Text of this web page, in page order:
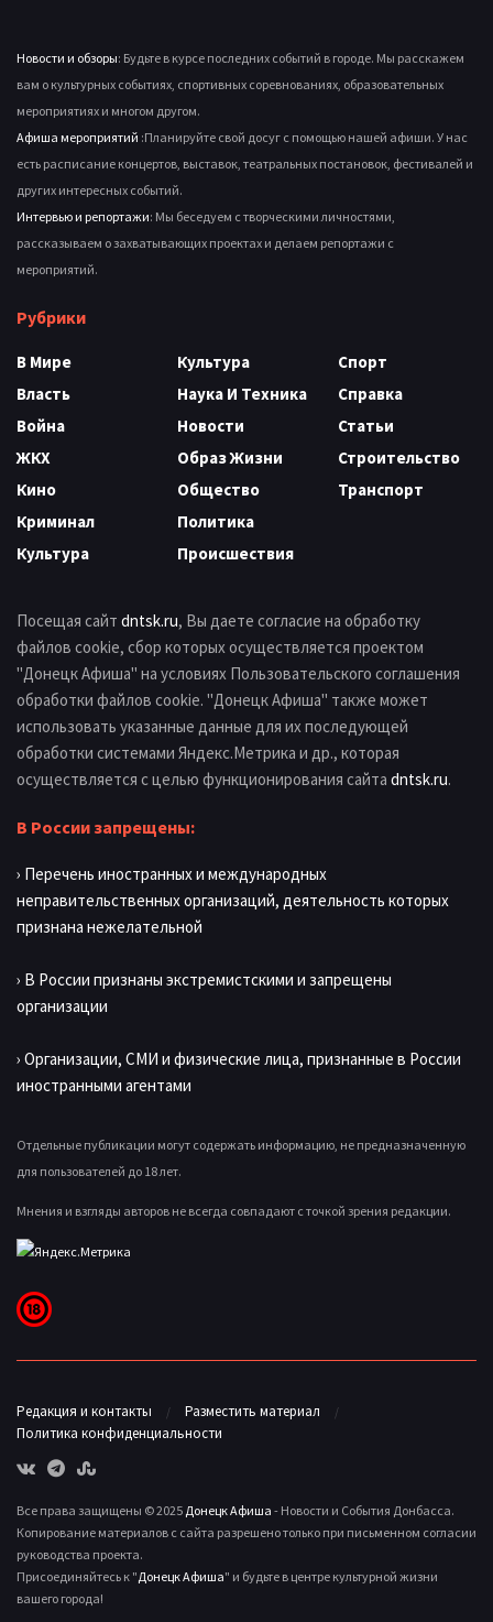
Новости и обзоры: Будьте в курсе последних событий в городе. Мы расскажем
вам о культурных событиях, спортивных соревнованиях, образовательных
мероприятиях и многом другом.
Афиша мероприятий :Планируйте свой досуг с помощью нашей афиши. У нас
есть расписание концертов, выставок, театральных постановок, фестивалей и
других интересных событий.
Интервью и репортажи: Мы беседуем с творческими личностями,
рассказываем о захватывающих проектах и делаем репортажи с
мероприятий.
Рубрики
В Мире
Власть
Война
ЖКХ
Кино
Криминал
Культура
Культура
Наука И Техника
Новости
Образ Жизни
Общество
Политика
Происшествия
Спорт
Справка
Статьи
Строительство
Транспорт
Посещая сайт dntsk.ru, Вы даете согласие на обработку
файлов cookie, сбор которых осуществляется проектом
"Донецк Афиша" на условиях Пользовательского соглашения
обработки файлов cookie. "Донецк Афиша" также может
использовать указанные данные для их последующей
обработки системами Яндекс.Метрика и др., которая
осуществляется с целью функционирования сайта dntsk.ru.
В России запрещены:
› Перечень иностранных и международных
неправительственных организаций, деятельность которых
признана нежелательной
› В России признаны экстремистскими и запрещены
организации
› Организации, СМИ и физические лица, признанные в России
иностранными агентами
Отдельные публикации могут содержать информацию, не предназначенную
для пользователей до 18 лет.
Мнения и взгляды авторов не всегда совпадают с точкой зрения редакции.
Редакция и контакты
Разместить материал
Политика конфиденциальности
Все права защищены © 2025 Донецк Афиша - Новости и События Донбасса.
Копирование материалов с сайта разрешено только при письменном согласии
руководства проекта.
Присоединяйтесь к "Донецк Афиша" и будьте в центре культурной жизни
вашего города!